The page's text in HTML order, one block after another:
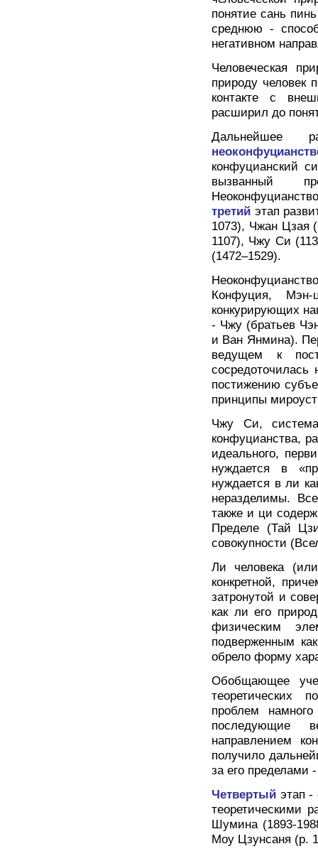
понятие сань
среднюю -
негативном
Человеческая
природу человек
контакте с
расширил до
Дальнейшее
конфуцианский
вызванный
третий этап
1073), Чжан Цзая
1107), Чжу Си
(1472–1529).
Конфуция,
конкурирующих
- Чжу (братьев
и Ван Янмина).
ведущем к
постижению
принципы
Чжу Си,
конфуцианства,
идеального,
нуждается в
нуждается в ли
неразделимы.
также и ци
Пределе (Тай
совокупности
Ли человека
конкретной,
затронутой и
как ли его
физическим
подверженным
обрело форму
Обобщающее
теоретических
проблем
последующие
направлением
получило
за его пределами
Четвертый этап -
теоретическими
Шумина (1893-
Моу Цзунсаня (р.